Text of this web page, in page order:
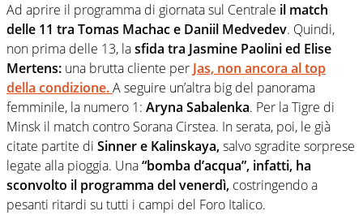
Ad aprire il programma di giornata sul Centrale il match
delle 11 tra Tomas Machac e Daniil Medvedev. Quindi,
non prima delle 13, lasfida tra Jasmine Paolini ed Elise
Mertens: una brutta cliente per Jas, non ancora al top
della condizione.A seguire un’altra big del panorama
femminile, la numero 1: Aryna Sabalenka. Per la Tigre di
Minsk il match contro Sorana Cirstea. In serata, poi, le già
citate partite di Sinner e Kalinskaya,salvo sgradite sorprese
legate alla pioggia. Una“bomba d’acqua”, infatti, ha
sconvolto il programma del venerdì, costringendo a
pesanti ritardi su tutti i campi del Foro Italico.